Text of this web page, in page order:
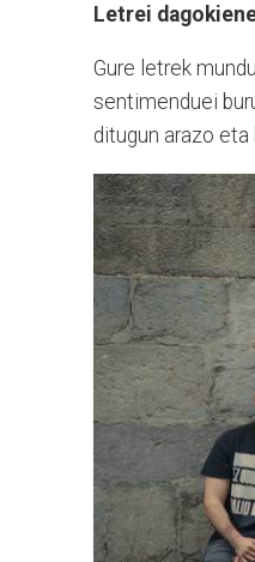
Letrei
Gure letrek
sentimenduei
ditugun arazo